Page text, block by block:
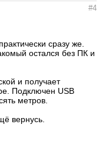
#4
сразу же.
остался без ПК и
и получает
Подключен USB
метров.
вернусь.